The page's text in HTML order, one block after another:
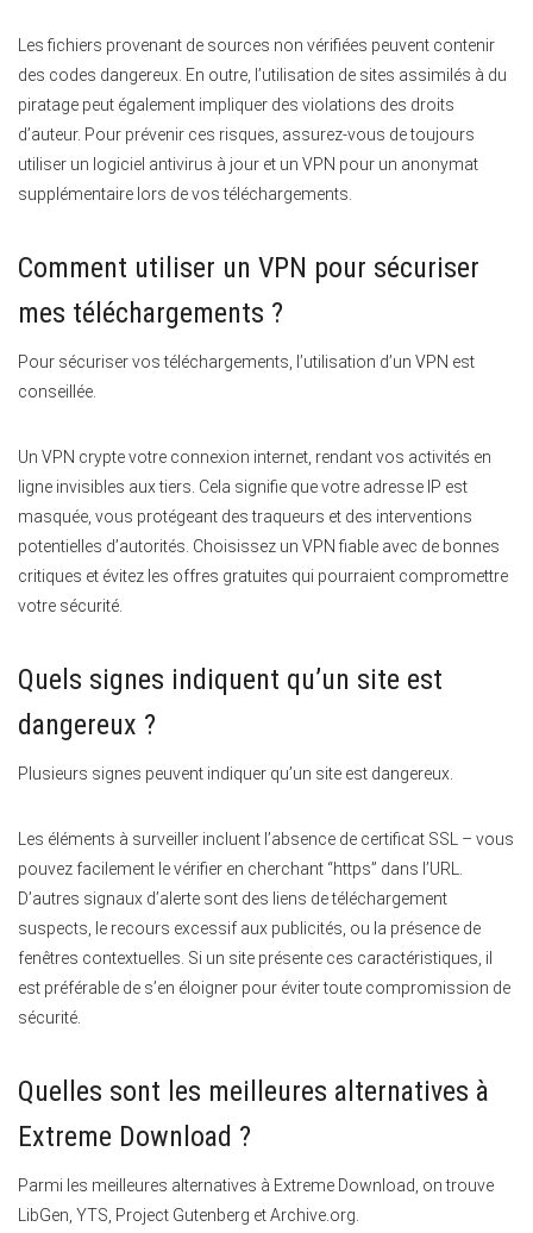
Les fichiers provenant de sources non vérifiées peuvent contenir
des codes dangereux. En outre, l’utilisation de sites assimilés à du
piratage peut également impliquer des violations des droits
d’auteur. Pour prévenir ces risques, assurez-vous de toujours
utiliser un logiciel antivirus à jour et un VPN pour un anonymat
supplémentaire lors de vos téléchargements.
Comment utiliser un VPN pour sécuriser
mes téléchargements ?
Pour sécuriser vos téléchargements, l’utilisation d’un VPN est
conseillée.
Un VPN crypte votre connexion internet, rendant vos activités en
ligne invisibles aux tiers. Cela signifie que votre adresse IP est
masquée, vous protégeant des traqueurs et des interventions
potentielles d’autorités. Choisissez un VPN fiable avec de bonnes
critiques et évitez les offres gratuites qui pourraient compromettre
votre sécurité.
Quels signes indiquent qu’un site est
dangereux ?
Plusieurs signes peuvent indiquer qu’un site est dangereux.
Les éléments à surveiller incluent l’absence de certificat SSL – vous
pouvez facilement le vérifier en cherchant “https” dans l’URL.
D’autres signaux d’alerte sont des liens de téléchargement
suspects, le recours excessif aux publicités, ou la présence de
fenêtres contextuelles. Si un site présente ces caractéristiques, il
est préférable de s’en éloigner pour éviter toute compromission de
sécurité.
Quelles sont les meilleures alternatives à
Extreme Download ?
Parmi les meilleures alternatives à Extreme Download, on trouve
LibGen, YTS, Project Gutenberg et Archive.org.